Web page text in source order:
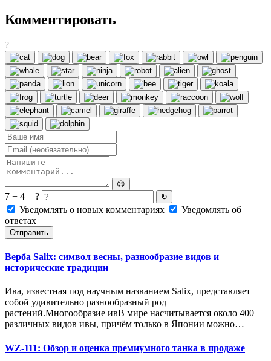
Комментировать
?
😊
7 + 4 = ? ↻
Уведомлять о новых комментариях
Уведомлять об
ответах
Отправить
Верба Salix: символ весны, разнообразие видов и
исторические традиции
Ива, известная под научным названием Salix, представляет
собой удивительно разнообразный род
растений.Многообразие ивВ мире насчитывается около 400
различных видов ивы, причём только в Японии можно…
WZ-111: Обзор и оценка премиумного танка в продаже